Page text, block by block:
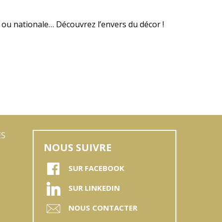
nationale… Découvrez l’envers du décor !
NOUS SUIVRE
SUR FACEBOOK
SUR LINKEDIN
NOUS CONTACTER